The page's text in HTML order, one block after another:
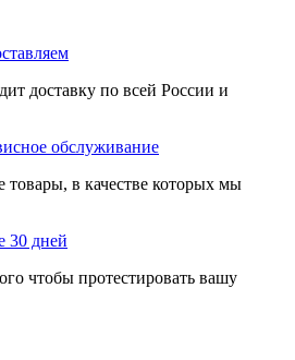
доставку по всей России и
обслуживание
товары, в качестве которых мы
30 дней
чтобы протестировать вашу